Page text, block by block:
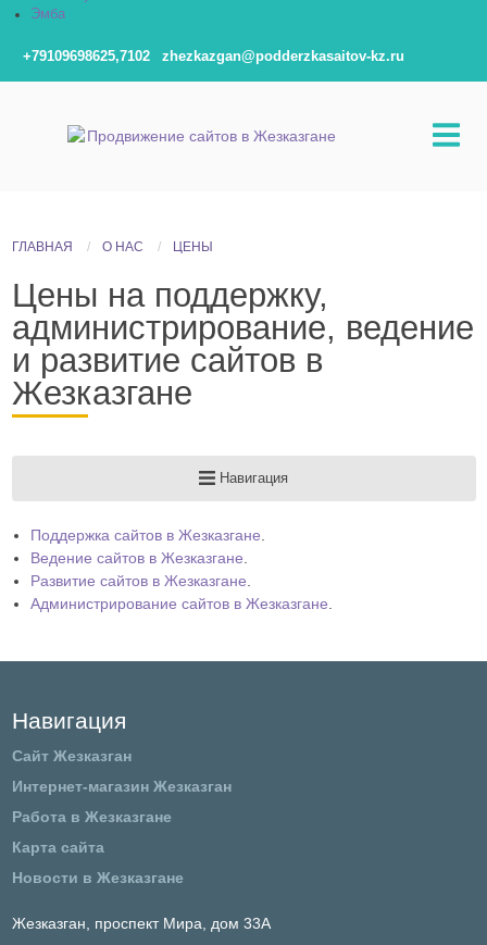
Эмба
+79109698625,7102 zhezkazgan@podderzkasaitov-kz.ru
ГЛАВНАЯ О НАС ЦЕНЫ
Цены на поддержку,
администрирование, ведение
и развитие сайтов в
Жезказгане
Навигация
Прайс-
листы
Поддержка сайтов в Жезказгане
Ведение сайтов в Жезказгане
Развитие сайтов в Жезказгане
Администрирование сайтов в Жезказгане
Навигация
Сайт Жезказган
Интернет-магазин Жезказган
Работа в Жезказгане
Карта сайта
Новости в Жезказгане
Жезказган, проспект Мира, дом 33А